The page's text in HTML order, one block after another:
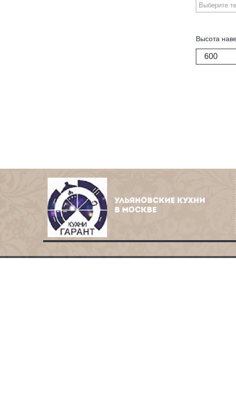
Высота
600
УЛЬЯНОВСКИЕ КУХНИ
В МОСКВЕ